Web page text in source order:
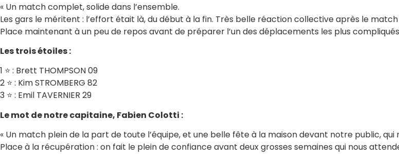
« Un match complet, solide dans l’ensemble.
Les gars le méritent : l’effort était là, du début à la fin. Très belle réaction collective après le match
Place maintenant à un peu de repos avant de préparer l’un des déplacements les plus compliqués
Les trois étoiles :
1 ⭐️ : Brett THOMPSON 09
2 ⭐️ : Kim STROMBERG 82
3 ⭐️ : Emil TAVERNIER 29
Le mot de notre capitaine, Fabien Colotti :
« Un match plein de la part de toute l’équipe, et une belle fête à la maison devant notre public,
Place à la récupération : on fait le plein de confiance avant deux grosses semaines qui nous